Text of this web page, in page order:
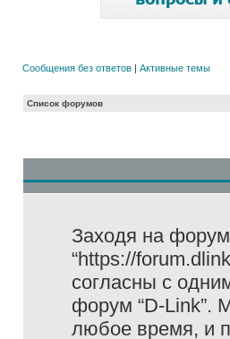
Сообщения без ответов | Активные темы
Список форумов
Заходя на
“https://
согласны с
форум “D-Link”.
любое время, и